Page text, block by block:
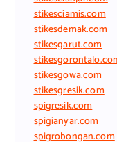
stikesciamis.com
stikesdemak.com
stikesgarut.com
stikesgowa.com
stikesgresik.com
spigresik.com
spigianyar.com
spigrobongan.com